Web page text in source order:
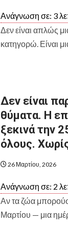
Ανάγνωση σε: 3
Δεν είναι απλώς
κατηγορώ. Είναι
Δεν είναι
θύματα. Η
ξεκινά την
όλους.
26 Μαρτίου, 2026
Ανάγνωση σε: 2
Αν τα ζώα
Μαρτίου — μια